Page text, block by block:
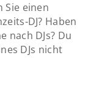
Sie einen
DJ? Haben
nach DJs? Du
DJs nicht